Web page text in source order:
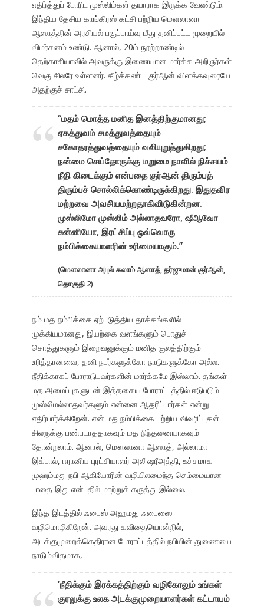
எதிர்த்துப் போரிட முஸ்லிம்கள் தயாராக இருக்க வேண்டும்.
இந்திய தேசிய காங்கிரஸ் கட்சி பற்றிய மௌலானா
ஆஸாத்தின் அரசியல் பகுப்பாய்வு மீது தனிப்பட்ட முறையில்
விமர்சனம் உண்டு. ஆனால், 20ம் நூற்றாண்டில்
தெற்காசியாவில் அவருக்கு இணையான மார்க்க அறிஞர்கள்
வெகு சிலரே உள்ளனர். கீழ்க்கண்ட குர்ஆன் விளக்கவுரையே
அதற்குச் சாட்சி.
“மதம் மொத்த மனித இனத்திற்குமானது;
ஏகத்துவம் சமத்துவத்தையும்
சகோதரத்துவத்தையும் வலியுறுத்துகிறது;
நன்மை செய்தோருக்கு மறுமை நாளில் நிச்சயம்
நீதி கிடைக்கும் என்பதை குர்ஆன் திரும்பத்
திரும்பச் சொல்லிக்கொண்டிருக்கிறது. இதுதவிர
மற்றவை அவசியமற்றதாகிவிடுகின்றன.
முஸ்லிமோ முஸ்லிம் அல்லாதவரோ, ஷீஆவோ
சுன்னியோ, இரட்சிப்பு ஒவ்வொரு
நம்பிக்கையாளரின் உரிமையாகும்.”
(மௌலானா அபுல் கலாம் ஆஸாத், தர்ஜுமான் குர்ஆன்,
தொகுதி 2)
நம் மத நம்பிக்கை ஏற்படுத்திய தாக்கங்களில்
முக்கியமானது, இயற்கை வளங்களும் பொதுச்
சொத்துகளும் இறைவனுக்கும் மனித குலத்திற்கும்
உரித்தானவை, தனி நபர்களுக்கோ நாடுகளுக்கோ அல்ல.
நீதிக்காகப் போராடுபவர்களின் மார்க்கமே இஸ்லாம். தங்கள்
மத அமைப்புகளுடன் இத்தகைய போராட்டத்தில் ஈடுபடும்
முஸ்லிமல்லாதவர்களும் என்னை ஆதரிப்பார்கள் என்று
எதிர்பார்க்கிறேன். என் மத நம்பிக்கை பற்றிய விவரிப்புகள்
சிலருக்கு பண்படாததாகவும் மத நிந்தனையாகவும்
தோன்றலாம். ஆனால், மௌலானா ஆஸாத், அல்லாமா
இக்பால், ஈரானிய புரட்சியாளர் அலீ ஷரீஅத்தி, உச்சமாக
முஹம்மது நபி ஆகியோரின் வழியிலமைந்த செம்மையான
பாதை இது என்பதில் மாற்றுக் கருத்து இல்லை.
இந்த இடத்தில் ஃபைஸ் அஹமது ஃபைஸை
வழிமொழிகிறேன். அவரது கவிதையொன்றில்,
அடக்குமுறைக்கெதிரான போராட்டத்தில் நபியின் துணையை
நாடும்விதமாக,
‘நீதிக்கும் இரக்கத்திற்கும் வழிகோலும் உங்கள்
குரலுக்கு உலக அடக்குமுறையாளர்கள் கட்டாயம்